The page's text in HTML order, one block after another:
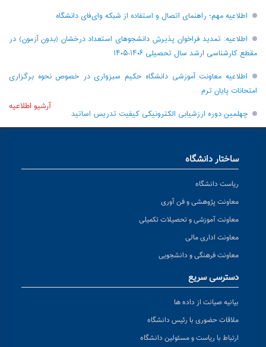
اطلاعیه مهم؛ راهنمای اتصال و استفاده از شبکه وای‌فای دانشگاه
اطلاعیه: تمدید فراخوان پذیرش دانشجو‌های استعداد درخشان (بدون آزمون) در
مقطع کارشناسی ارشد سال تحصیلی ۱۴۰۶-۱۴۰۵
اطلاعیه معاونت آموزشی دانشگاه حکیم سبزواری در خصوص نحوه برگزاری
امتحانات پایان ترم
چهلمین دوره ارزشیابی الکترونیکی کیفیت تدریس اساتید
آرشیو اطلاعیه
ساختار دانشگاه
ریاست دانشگاه
معاونت پژوهشی و فن آوری
معاونت آموزشی و تحصیلات تکمیلی
معاونت اداری مالی
معاونت فرهنگی و دانشجویی
دسترسی سریع
بیانیه صیانت از داده ها
ملاقات حضوری با رئیس دانشگاه
ارتباط با ریاست و مسئولین دانشگاه